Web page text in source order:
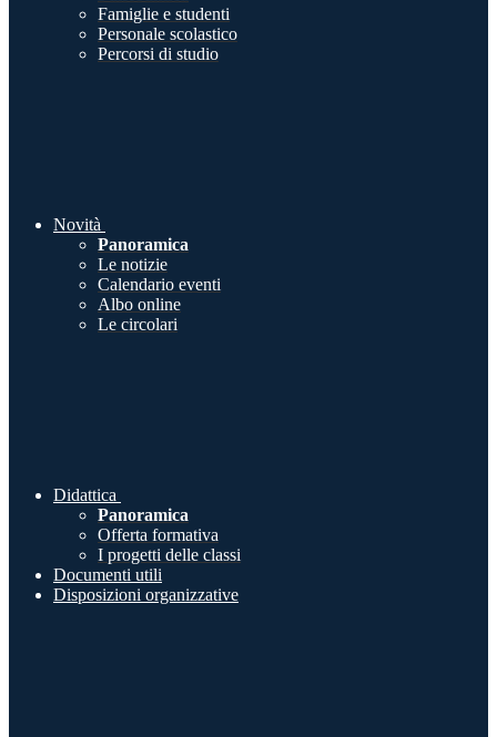
Famiglie e studenti
Personale scolastico
Percorsi di studio
Novità
Panoramica
Le notizie
Calendario eventi
Albo online
Le circolari
Didattica
Panoramica
Offerta formativa
I progetti delle classi
Documenti utili
Disposizioni organizzative